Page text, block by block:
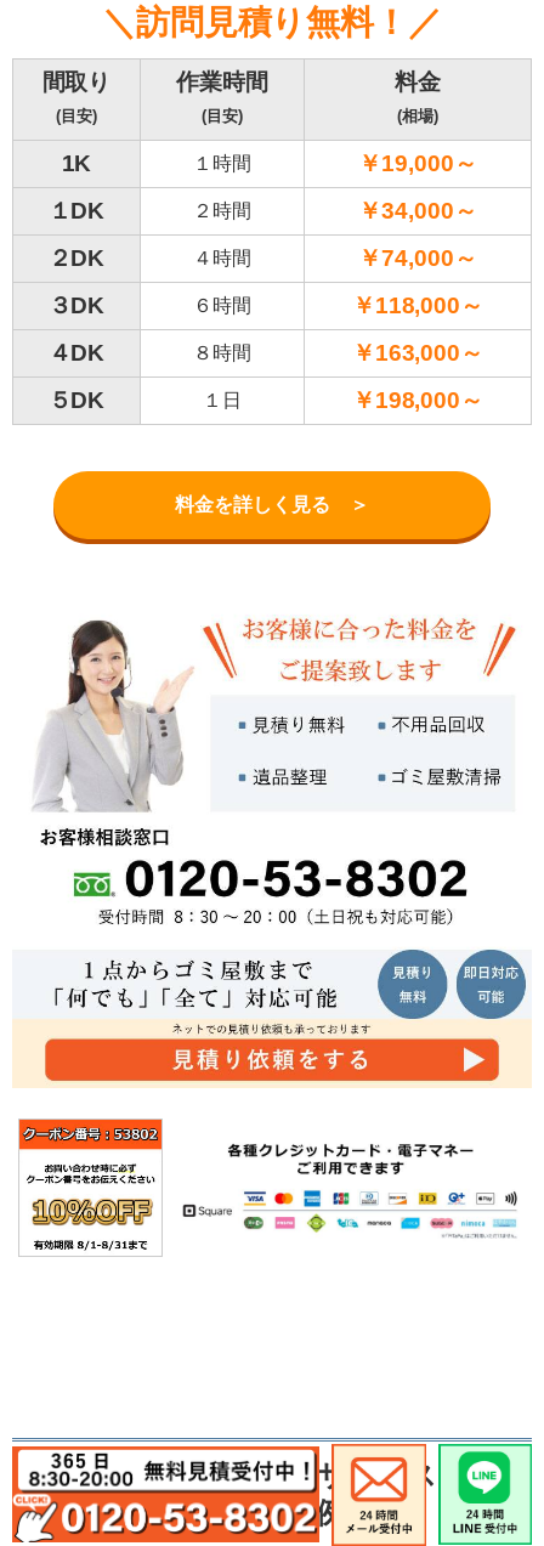
＼訪問見積り無料！／
間取り
(目安)
作業時間
(目安)
料金
(相場)
1K １時間
￥19,000～
１DK
２時間
￥34,000～
２DK
４時間
￥74,000～
３DK
６時間
￥118,000～
４DK
８時間
￥163,000～
５DK
１日 ￥198,000～
料金を詳しく見る ＞
家電リサイクルサービス
作業の事例